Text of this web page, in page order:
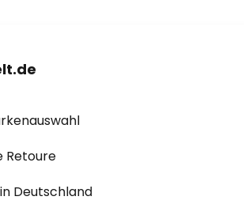
Retoure
Deutschland